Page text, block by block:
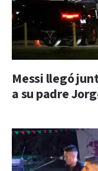
Messi llegó
a su padre